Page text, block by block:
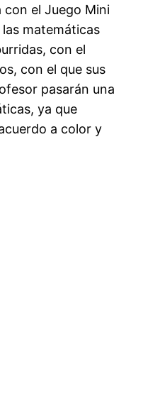
con el Juego Mini
las matemáticas
con el
con el que sus
pasarán una
ya que
a color y